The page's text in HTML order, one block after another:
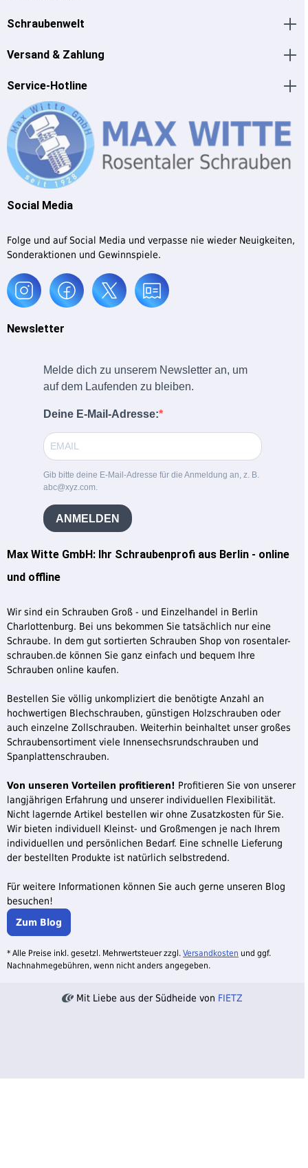
Schraubenwelt
Versand & Zahlung
Service-Hotline
Max Witte GmbH: Ihr Schraubenprofi aus Berlin - online
und offline
Wir sind ein Schrauben Groß - und Einzelhandel in Berlin
Charlottenburg. Bei uns bekommen Sie tatsächlich nur eine
Schraube. In dem gut sortierten Schrauben Shop von rosentaler-
schrauben.de können Sie ganz einfach und bequem Ihre
Schrauben online kaufen.
Bestellen Sie völlig unkompliziert die benötigte Anzahl an
hochwertigen Blechschrauben, günstigen Holzschrauben oder
auch einzelne Zollschrauben. Weiterhin beinhaltet unser großes
Schraubensortiment viele Innensechsrundschrauben und
Spanplattenschrauben.
Von unseren Vorteilen profitieren! Profitieren Sie von unserer
langjährigen Erfahrung und unserer individuellen Flexibilität.
Nicht lagernde Artikel bestellen wir ohne Zusatzkosten für Sie.
Wir bieten individuell Kleinst- und Großmengen je nach Ihrem
individuellen und persönlichen Bedarf. Eine schnelle Lieferung
der bestellten Produkte ist natürlich selbstredend.
Für weitere Informationen können Sie auch gerne unseren Blog
besuchen!
Zum Blog
Social Media
Folge und auf Social Media und verpasse nie wieder Neuigkeiten,
Sonderaktionen und Gewinnspiele.
Newsletter
Melde dich zu unserem Newsletter an, um
auf dem Laufenden zu bleiben.
Deine E-Mail-Adresse:
Gib bitte deine E-Mail-Adresse für die Anmeldung an, z. B.
abc@xyz.com.
ANMELDEN
* Alle Preise inkl. gesetzl. Mehrwertsteuer zzgl. Versandkosten und ggf.
Nachnahmegebühren, wenn nicht anders angegeben.
Mit Liebe aus der Südheide von FIETZ